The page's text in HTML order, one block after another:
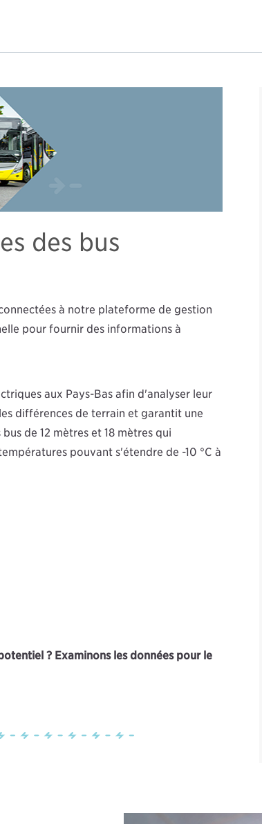
des bus
à notre plateforme de gestion
pour fournir des informations à
aux Pays-Bas afin d'analyser leur
différences de terrain et garantit une
de 12 mètres et 18 mètres qui
pouvant s'étendre de -10 °C à
? Examinons les données pour le